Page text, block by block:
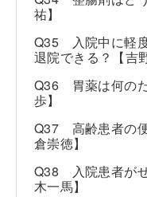
祐】
Q35 入院中に軽
退院できる？【吉
Q36 胃薬は何の
歩】
Q37 高齢患者の
倉崇徳】
Q38 入院患者が
木一馬】